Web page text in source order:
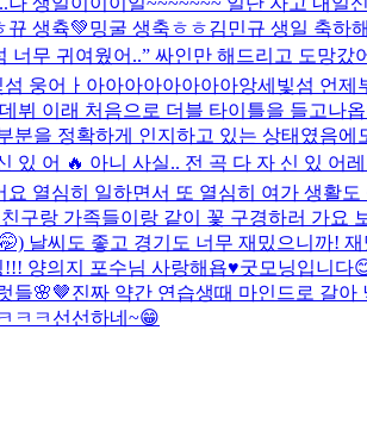
뀨 생츅💚밍굴 생축ㅎㅎ김민규 생일 축하
너무 귀여웠어..” 싸인만 해드리고 도망갔
웅어ㅏ아아아아아아아아앙세빛섬 언제
뷔 이래 처음으로 더블 타이틀을 들고나
을 정확하게 인지하고 있는 상태였음
있 어 🔥 아니 사실.. 전 곡 다 자 신 있 어
열심히 일하면서 또 열심히 여가 생활
구랑 가족들이랑 같이 꽃 구경하러 가요
날씨도 좋고 경기도 너무 재밌으니까!
양의지 포수님 사랑해욥♥️굿모닝입니다
들🌸🤎진짜 약간 연습생때 마인드로 갈아
ㅋㅋ 선선하네~😁